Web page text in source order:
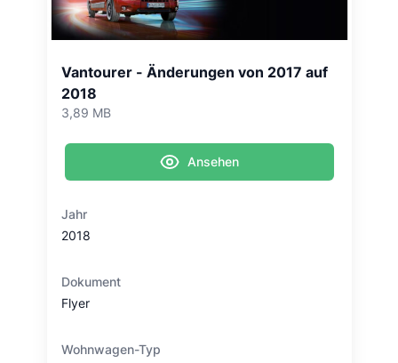
Vantourer - Änderungen von 2017 auf
2018
3,89 MB
Ansehen
Jahr
2018
Dokument
Flyer
Wohnwagen-Typ